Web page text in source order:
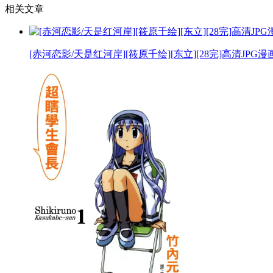
相关文章
[赤河恋影/天是红河岸][筱原千绘][东立][28完]高清JPG漫